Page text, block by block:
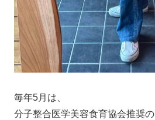
毎年5月は、
分子整合医学美容食育協会推奨の